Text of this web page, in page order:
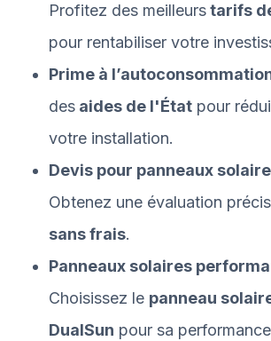
Profitez des meilleurstarifs
pour rentabiliser votre
Prime à
des aides de l'État pour
votre installation.
Devis pour panneaux
Obtenez une évaluation
sans frais.
Panneaux solaires
Choisissez le panneau
DualSun pour sa